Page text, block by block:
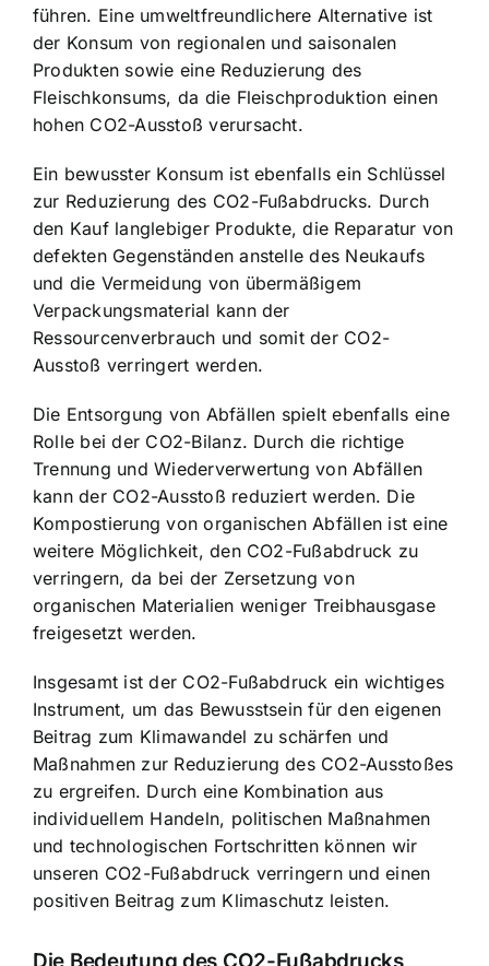
führen. Eine umweltfreundlichere Alternative ist
der Konsum von regionalen und saisonalen
Produkten sowie eine Reduzierung des
Fleischkonsums, da die Fleischproduktion einen
hohen CO2-Ausstoß verursacht.
Ein bewusster Konsum ist ebenfalls ein Schlüssel
zur Reduzierung des CO2-Fußabdrucks. Durch
den Kauf langlebiger Produkte, die Reparatur von
defekten Gegenständen anstelle des Neukaufs
und die Vermeidung von übermäßigem
Verpackungsmaterial kann der
Ressourcenverbrauch und somit der CO2-
Ausstoß verringert werden.
Die Entsorgung von Abfällen spielt ebenfalls eine
Rolle bei der CO2-Bilanz. Durch die richtige
Trennung und Wiederverwertung von Abfällen
kann der CO2-Ausstoß reduziert werden. Die
Kompostierung von organischen Abfällen ist eine
weitere Möglichkeit, den CO2-Fußabdruck zu
verringern, da bei der Zersetzung von
organischen Materialien weniger Treibhausgase
freigesetzt werden.
Insgesamt ist der CO2-Fußabdruck ein wichtiges
Instrument, um das Bewusstsein für den eigenen
Beitrag zum Klimawandel zu schärfen und
Maßnahmen zur Reduzierung des CO2-Ausstoßes
zu ergreifen. Durch eine Kombination aus
individuellem Handeln, politischen Maßnahmen
und technologischen Fortschritten können wir
unseren CO2-Fußabdruck verringern und einen
positiven Beitrag zum Klimaschutz leisten.
Die Bedeutung des CO2-Fußabdrucks